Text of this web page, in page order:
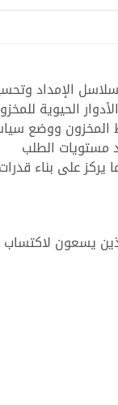
سلاسل الإمداد
الحيوية
المخزون ووضع
مستويات الطلب
يركز على بناء
يسعون لاكتساب